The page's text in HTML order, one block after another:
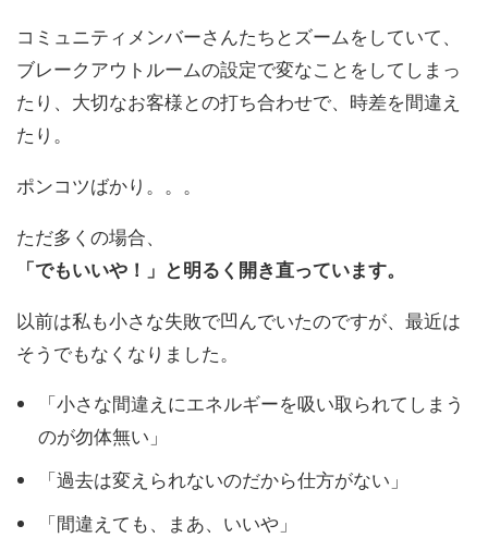
コミュニティメンバーさんたちとズームをしていて、
ブレークアウトルームの設定で変なことをしてしまっ
たり、大切なお客様との打ち合わせで、時差を間違え
たり。
ポンコツばかり。。。
ただ多くの場合、
「でもいいや！」と明るく開き直っています。
以前は私も小さな失敗で凹んでいたのですが、最近は
そうでもなくなりました。
「小さな間違えにエネルギーを吸い取られてしまう
のが勿体無い」
「過去は変えられないのだから仕方がない」
「間違えても、まあ、いいや」